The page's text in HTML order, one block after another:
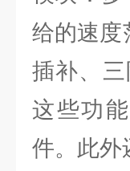
给的速度
插补、
这些功
件。此外